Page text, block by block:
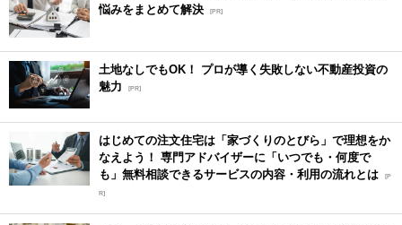
悩みをまとめて解決 [PR]
土地なしでもOK！ プロが導く失敗しない不動産投資の
魅力
[PR]
はじめての注文住宅は「家づくりのとびら」で理想をか
なえよう！ 専門アドバイザーに「いつでも・何度で
も」無料相談できるサービスの内容・利用の流れとは [P
R]